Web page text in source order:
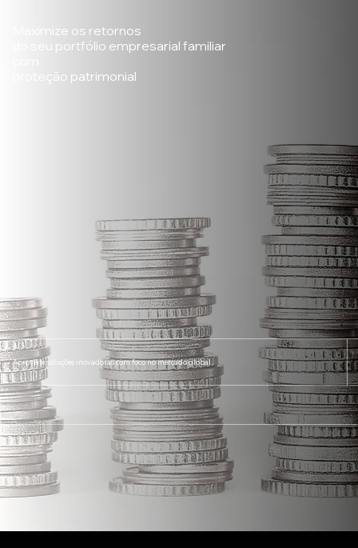
Maximize os retornos
do seu portfólio empresarial familiar
proteção patrimonial
Aproveite soluções inovadoras com foco no mercado global.